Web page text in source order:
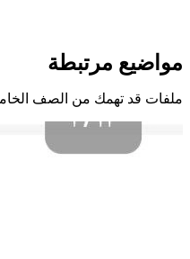
مواضيع مرتبطة
ملفات قد تهمك من الصف